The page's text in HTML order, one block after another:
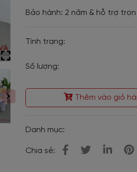
Bảo hành: 2 năm & hỗ trợ
Tình trạng:
Số lượng:
Thêm vào giỏ
Danh mục:
Chia sẻ: